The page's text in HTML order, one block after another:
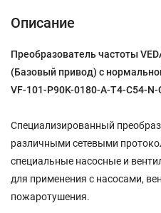
Описание
Преобразователь частоты
(Базовый привод) с
VF-101-P90K-0180-A-T4-С54-N-
Специализированный
различными сетевыми
специальные насосные и
для применения с насосами,
пожаротушения.